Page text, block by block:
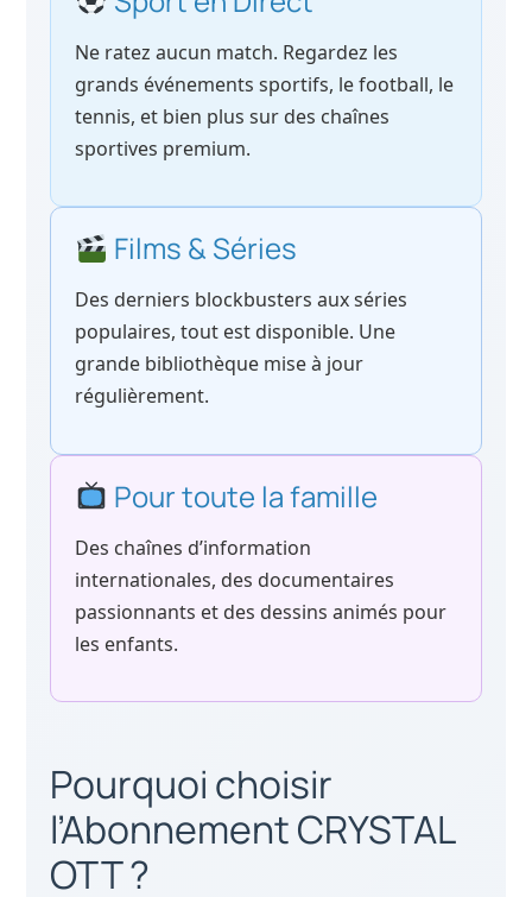
Ne ratez aucun match. Regardez les
grands événements sportifs, le football, le
tennis, et bien plus sur des chaînes
sportives premium.
Films & Séries
Des derniers blockbusters aux séries
populaires, tout est disponible. Une
grande bibliothèque mise à jour
régulièrement.
Pour toute la famille
Des chaînes d’information
internationales, des documentaires
passionnants et des dessins animés pour
les enfants.
Pourquoi choisir
l’Abonnement CRYSTAL
OTT ?